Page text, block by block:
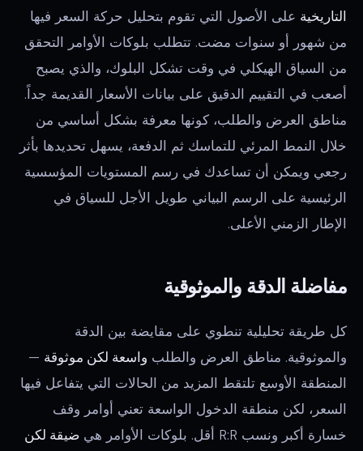
التاريخية على الأصول التي تقوم بتحليل حركة السعر فيها
من شهور أو سنوات مضت. تتطلب بلوكات الأوامر التحقق
من السياق الهيكلي في وقت تشكل البلوك، والذي يصبح
أصعب في التقييم الدقيق على بيانات الأسعار القديمة جداً.
مناطق العرض والطلب، كونها معرفة بشكل أساسي من
خلال النمط المرئي للتماسك ثم الدفعة، يسهل تحديدها بأثر
رجعي ويمكن أن تساعدك في رسم المستويات المؤسسية
الرئيسية على الرسم البياني طويل الأجل للسياق في
الإطار الزمني الأعلى.
مفاضلة الدقة والموثوقية
كل طريقة تحليلية تنطوي على مقايضة بين الدقة
والموثوقية. مناطق العرض والطلب واسعة لكن موثوقة —
المنطقة الأوسع تلتقط المزيد من الحالات التي يتفاعل فيها
السعر، لكن منطقة الدخول الواسعة تعني أوامر وقف
خسارة أكبر ونسب R:R أقل. بلوكات الأوامر هي
ضيقة لكن